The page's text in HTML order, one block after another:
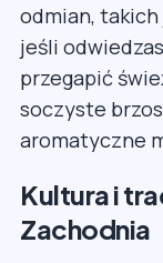
odmian, takich
jeśli
przegapić
soczyste
aromatyczne
Kultura i
Zachodnia